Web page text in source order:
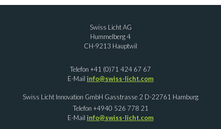
Swiss Licht AG
Hummelberg 4
CH-9213 Hauptwil
Telefon +41 (0)71 424 67 67
E-Mail info@swiss-licht.com
Swiss Licht Innovation GmbH Gasstrasse 2 D-22761 Hamburg
Telefon +4940 526 778 21
E-Mail info@swiss-licht.com